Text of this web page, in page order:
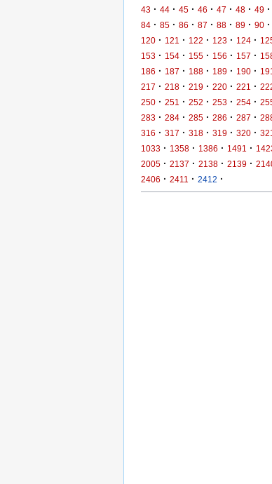
43 · 44 · 45 · 46 · 47 · 48 · 49 ·
84 · 85 · 86 · 87 · 88 · 89 · 90 ·
120 · 121 · 122 · 123 · 124 ·
153 · 154 · 155 · 156 · 157 ·
186 · 187 · 188 · 189 · 190 · 191
217 · 218 · 219 · 220 · 221 ·
250 · 251 · 252 · 253 · 254 ·
283 · 284 · 285 · 286 · 287 ·
316 · 317 · 318 · 319 · 320 · 321
1033 · 1358 · 1386 · 1491 ·
2005 · 2137 · 2138 · 2139 ·
2406 · 2411 · 2412 ·